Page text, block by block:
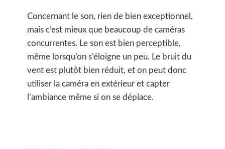
Concernant le son, rien de bien exceptionnel,
mais c’est mieux que beaucoup de caméras
concurrentes. Le son est bien perceptible,
même lorsqu’on s’éloigne un peu. Le bruit du
vent est plutôt bien réduit, et on peut donc
utiliser la caméra en extérieur et capter
l’ambiance même si on se déplace.